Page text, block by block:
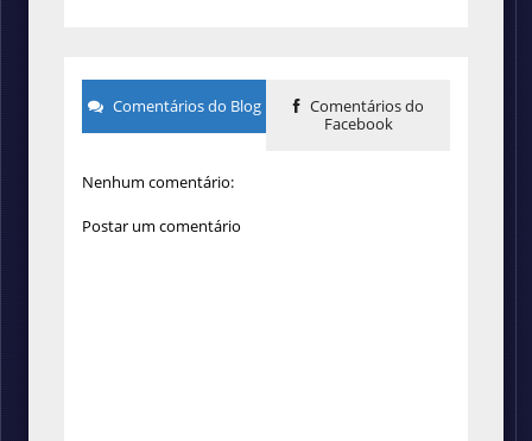
Comentários do Blog
Comentários do
Facebook
Nenhum comentário:
Postar um comentário